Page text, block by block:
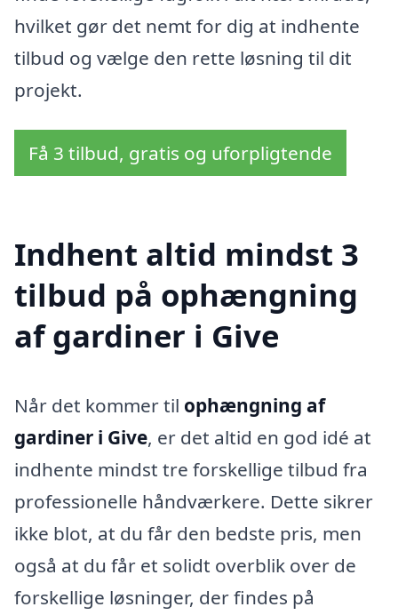
hvilket gør det nemt for dig at indhente
tilbud og vælge den rette løsning til dit
projekt.
Få 3 tilbud, gratis og uforpligtende
Indhent altid mindst 3
tilbud på ophængning
af gardiner i Give
Når det kommer til ophængning af
gardiner i Give, er det altid en god idé at
indhente mindst tre forskellige tilbud fra
professionelle håndværkere. Dette sikrer
ikke blot, at du får den bedste pris, men
også at du får et solidt overblik over de
forskellige løsninger, der findes på